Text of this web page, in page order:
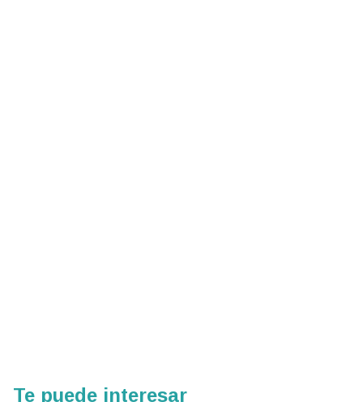
Te puede interesar